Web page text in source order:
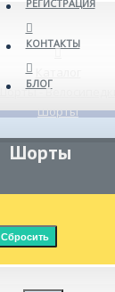
РЕГИСТРАЦИЯ
КОНТАКТЫ
БЛОГ
Шорты - Велосипедки
Шорты
Шорты
Сбросить